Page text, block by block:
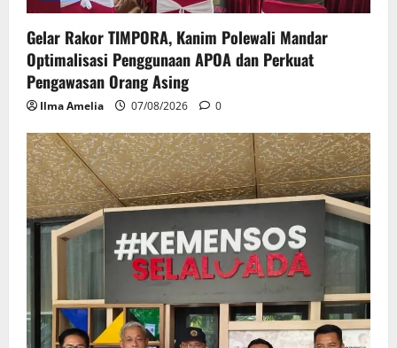
Gelar Rakor TIMPORA, Kanim Polewali Mandar
Optimalisasi Penggunaan APOA dan Perkuat
Pengawasan Orang Asing
Ilma Amelia 07/08/2026 0